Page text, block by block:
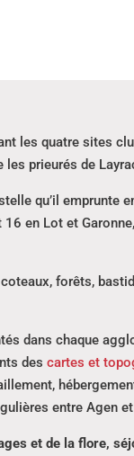
les quatre sites
les prieurés de
qu’il emprunte
en Lot et
forêts,
dans chaque
descartes et
entre Agen
et de la flore,